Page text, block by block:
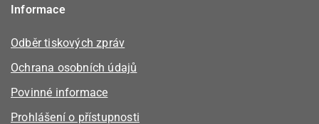
Informace
Odběr tiskových zpráv
Ochrana osobních údajů
Povinné informace
Prohlášení o přístupnosti